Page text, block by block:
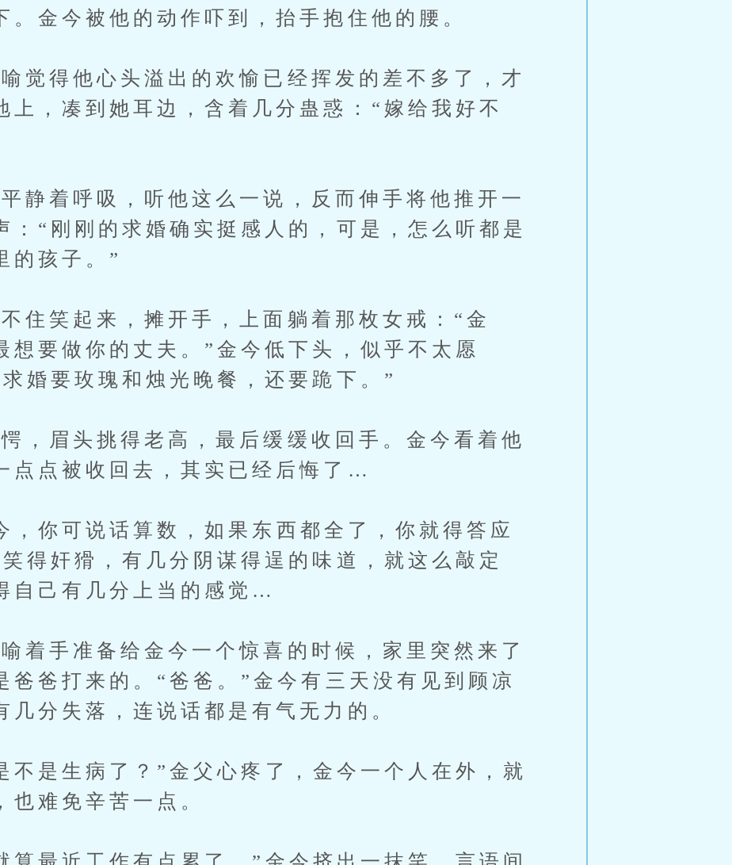
。金今被他的动作吓到，抬手抱住他的腰。
得他心头溢出的欢愉已经挥发的差不多了，才
上，凑到她耳边，含着几分蛊惑：“嫁给我好不
着呼吸，听他这么一说，反而伸手将他推开一
：“刚刚的求婚确实挺感人的，可是，怎么听都是
的孩子。”
笑起来，摊开手，上面躺着那枚女戒：“金
想要做你的丈夫。”金今低下头，似乎不太愿
婚要玫瑰和烛光晚餐，还要跪下。”
眉头挑得老高，最后缓缓收回手。金今看着他
点点被收回去，其实已经后悔了…
你可说话算数，如果东西都全了，你就得答应
得奸猾，有几分阴谋得逞的味道，就这么敲定
自己有几分上当的感觉…
手准备给金今一个惊喜的时候，家里突然来了
爸爸打来的。“爸爸。”金今有三天没有见到顾凉
几分失落，连说话都是有气无力的。
是生病了？”金父心疼了，金今一个人在外，就
也难免辛苦一点。